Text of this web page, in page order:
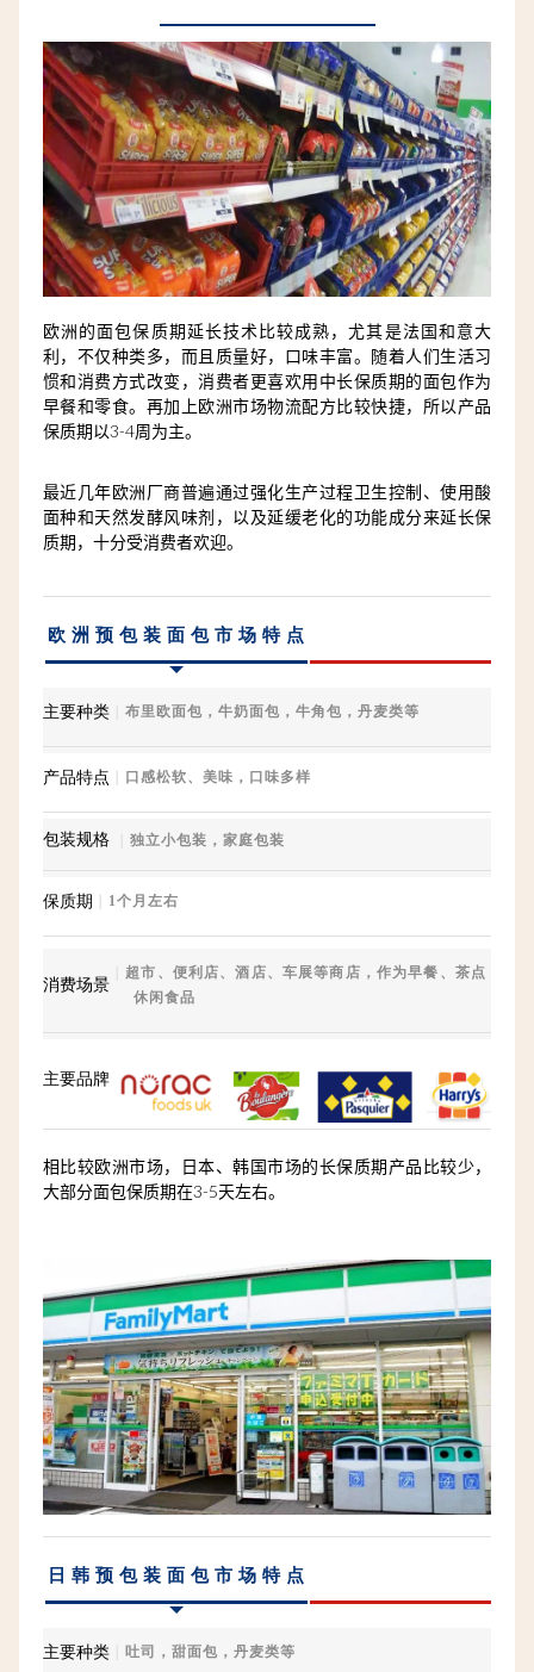
欧洲的面包保质期延长技术比较成熟，尤其是法国和意大
利，不仅种类多，而且质量好，口味丰富。随着人们生活习
惯和消费方式改变，消费者更喜欢用中长保质期的面包作为
早餐和零食。再加上欧洲市场物流配方比较快捷，所以产品
保质期以3-4周为主。
最近几年欧洲厂商普遍通过强化生产过程卫生控制、使用酸
面种和天然发酵风味剂，以及延缓老化的功能成分来延长保
质期，十分受消费者欢迎。
欧洲预包装面包市场特点
主要种类 布里欧面包，牛奶面包，牛角包，丹麦类等
产品特点 口感松软、美味，口味多样
包装规格 独立小包装，家庭包装
保质期 1个月左右
消费场景
超市、便利店、酒店、车展等商店，作为早餐、茶点
休闲食品
主要品牌
相比较欧洲市场，日本、韩国市场的长保质期产品比较少，
大部分面包保质期在3-5天左右。
日韩预包装面包市场特点
主要种类 吐司，甜面包，丹麦类等